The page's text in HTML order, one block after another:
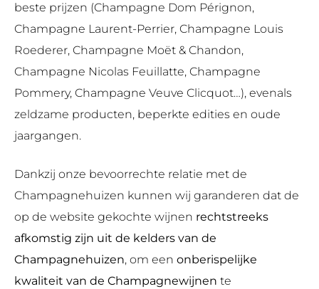
beste prijzen (Champagne Dom Pérignon,
Champagne Laurent-Perrier, Champagne Louis
Roederer, Champagne Moët & Chandon,
Champagne Nicolas Feuillatte, Champagne
Pommery, Champagne Veuve Clicquot…), evenals
zeldzame producten, beperkte edities en oude
jaargangen.
Dankzij onze bevoorrechte relatie met de
Champagnehuizen kunnen wij garanderen dat de
op de website gekochte wijnen rechtstreeks
afkomstig zijn uit de kelders van de
Champagnehuizen, om een onberispelijke
kwaliteit van de Champagnewijnen te